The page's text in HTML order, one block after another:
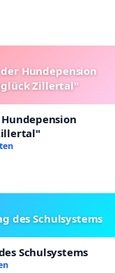
Hundepension
Zillertal"
des Schulsystems
Schulsystems